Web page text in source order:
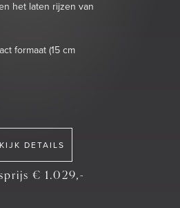
het laten rijzen van
formaat (15 cm
DETAILS
€ 1.029,-